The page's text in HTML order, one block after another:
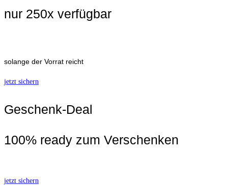
nur 250x verfügbar
solange der Vorrat reicht
jetzt sichern
Geschenk-Deal
100% ready zum Verschenken
jetzt sichern